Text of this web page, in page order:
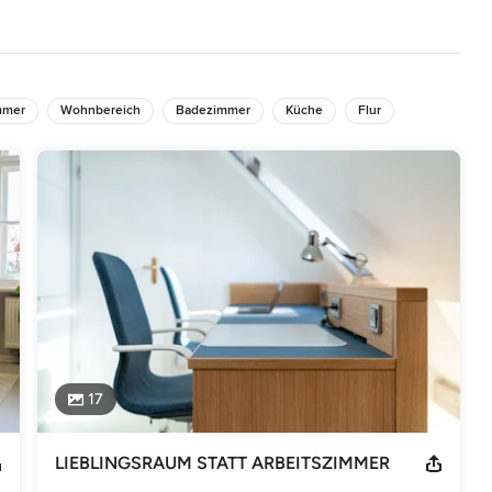
TEAM mit den Köpfen voller Ideen und den Füßen mitten
einfach nur mit einem ganzen Haufen perfekt abgestimmter
Bann gezogen. Und auch die durchdachte Funktionalität des
Styles und natürlich auch die alten Möbel des MID CENTURY
. hochwertig
Kaffee mit uns!
Wohnbereich Badezimmer Küche Flur
17
LIEBLINGSRAUM STATT ARBEITSZIMMER